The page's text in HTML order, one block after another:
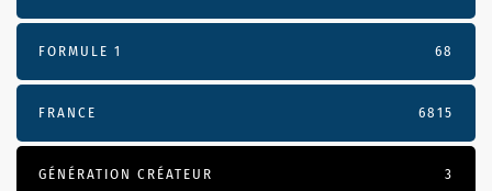
FORMULE 1 68
FRANCE 6815
GÉNÉRATION CRÉATEUR 3